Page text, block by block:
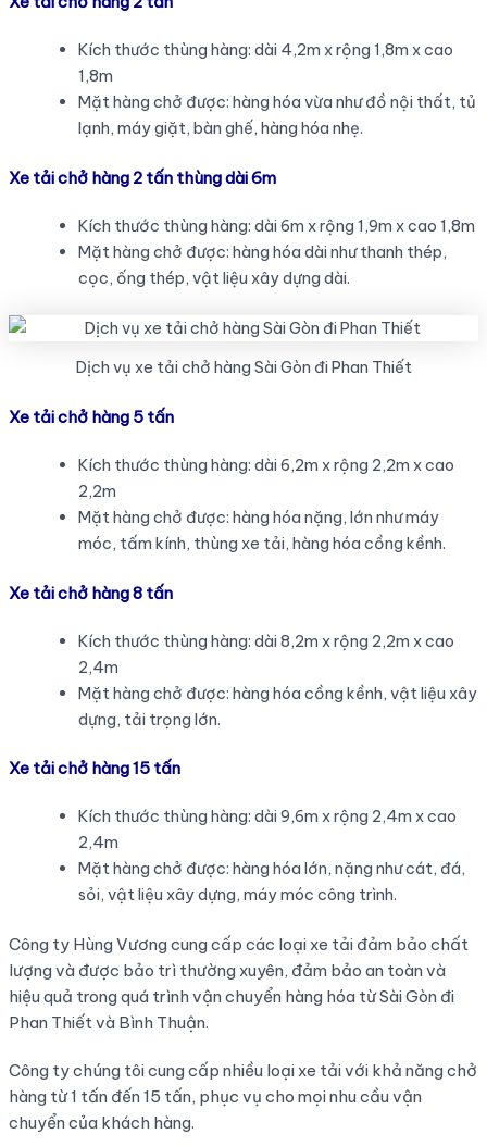
Kích thước thùng hàng: dài 4,2m x rộng 1,8m x cao
1,8m
Mặt hàng chở được: hàng hóa vừa như đồ nội thất, tủ
lạnh, máy giặt, bàn ghế, hàng hóa nhẹ.
Xe tải chở hàng 2 tấn thùng dài 6m
Kích thước thùng hàng: dài 6m x rộng 1,9m x cao 1,8m
Mặt hàng chở được: hàng hóa dài như thanh thép,
cọc, ống thép, vật liệu xây dựng dài.
Dịch vụ xe tải chở hàng Sài Gòn đi Phan Thiết
Xe tải chở hàng 5 tấn
Kích thước thùng hàng: dài 6,2m x rộng 2,2m x cao
2,2m
Mặt hàng chở được: hàng hóa nặng, lớn như máy
móc, tấm kính, thùng xe tải, hàng hóa cồng kềnh.
Xe tải chở hàng 8 tấn
Kích thước thùng hàng: dài 8,2m x rộng 2,2m x cao
2,4m
Mặt hàng chở được: hàng hóa cồng kềnh, vật liệu xây
dựng, tải trọng lớn.
Xe tải chở hàng 15 tấn
Kích thước thùng hàng: dài 9,6m x rộng 2,4m x cao
2,4m
Mặt hàng chở được: hàng hóa lớn, nặng như cát, đá,
sỏi, vật liệu xây dựng, máy móc công trình.
Công ty Hùng Vương cung cấp các loại xe tải đảm bảo chất
lượng và được bảo trì thường xuyên, đảm bảo an toàn và
hiệu quả trong quá trình vận chuyển hàng hóa từ Sài Gòn đi
Phan Thiết và Bình Thuận.
Công ty chúng tôi cung cấp nhiều loại xe tải với khả năng chở
hàng từ 1 tấn đến 15 tấn, phục vụ cho mọi nhu cầu vận
chuyển của khách hàng.